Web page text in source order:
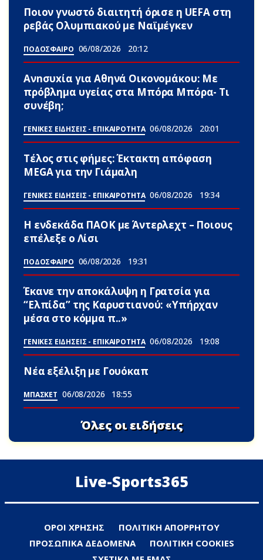
Ποιον γνωστό διαιτητή όρισε η UEFA στη
ρεβάς Ολυμπιακού με Ναϊμέγκεν
ΠΟΔΟΣΦΑΙΡΟ 06/08/2026 20:12
Ανnσυxία για Αθηνά Οικονομάκου: Με
πρόβλημα υγείας στα Μπόρα Μπόρα- Τι
συνέβη;
ΓΕΝΙΚΕΣ ΕΙΔΗΣΕΙΣ - ΕΠΙΚΑΙΡΟΤΗΤΑ 06/08/2026 20:01
Τέλος στις φήμες: Έκτακτη απόφαση
MEGA για την Γιάμαλη
ΓΕΝΙΚΕΣ ΕΙΔΗΣΕΙΣ - ΕΠΙΚΑΙΡΟΤΗΤΑ 06/08/2026 19:34
Η ενδεκάδα ΠΑΟΚ με Άντερλεχτ – Ποιους
επέλεξε ο Λίσι
ΠΟΔΟΣΦΑΙΡΟ 06/08/2026 19:31
Έκανε την αποκάλυψη η Γρατσία για
“Ελπίδα” της Καρυστιανού: «Υπήρχαν
μέσα στο κόμμα π..»
ΓΕΝΙΚΕΣ ΕΙΔΗΣΕΙΣ - ΕΠΙΚΑΙΡΟΤΗΤΑ 06/08/2026 19:08
Νέα εξέλιξη με Γουόκαπ
ΜΠΑΣΚΕΤ 06/08/2026 18:55
Όλες οι ειδήσεις
Live-Sports365
ΟΡΟΙ ΧΡΗΣΗΣ
ΠΟΛΙΤΙΚΗ ΑΠΟΡΡΗΤΟΥ
ΠΡΟΣΩΠΙΚΑ ΔΕΔΟΜΕΝΑ
ΠΟΛΙΤΙΚΗ COOKIES